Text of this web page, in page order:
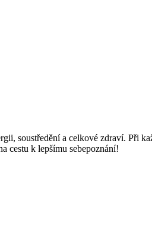
soustředění a celkové zdraví. Při
cestu k lepšímu sebepoznání!